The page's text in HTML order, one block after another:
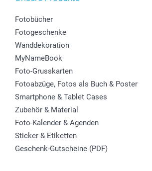
Fotobücher
Fotogeschenke
Wanddekoration
MyNameBook
Foto-Grusskarten
Fotoabzüge, Fotos als Buch & Poster
Smartphone & Tablet Cases
Zubehör & Material
Foto-Kalender & Agenden
Sticker & Etiketten
Geschenk-Gutscheine (PDF)